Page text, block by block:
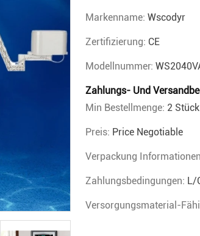
Markenname: Wscodyr
Zertifizierung: CE
Modellnummer:
Zahlungs- Und
Min Bestellmenge: 2 Stück
Preis: Price Negotiable
Verpackung
Zahlungsbedingungen: L/
Versorgungsmaterial-